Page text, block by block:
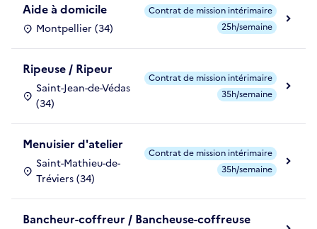
Aide à domicile
Montpellier (34)
Contrat de mission intérimaire
25h/semaine
Ripeuse / Ripeur
Saint-Jean-de-Védas
(34)
Contrat de mission intérimaire
35h/semaine
Menuisier d'atelier
Saint-Mathieu-de-
Tréviers (34)
Contrat de mission intérimaire
35h/semaine
Bancheur-coffreur / Bancheuse-coffreuse